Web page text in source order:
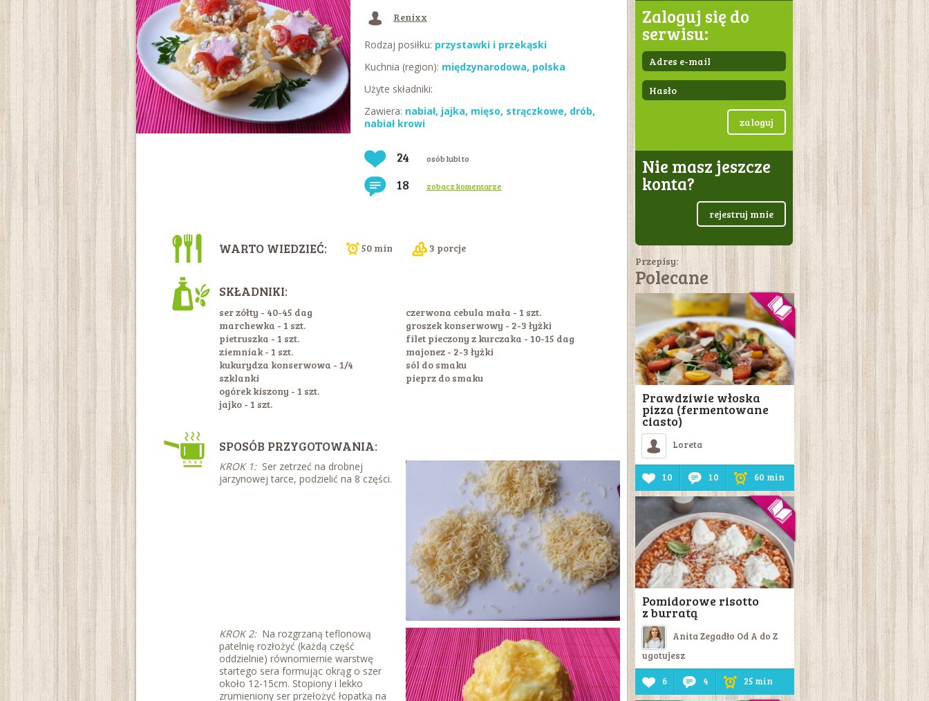
Renixx
Rodzaj posiłku: przystawki i przekąski
Kuchnia (region): międzynarodowa, polska
Użyte składniki:
Zawiera: nabiał, jajka, mięso, strączkowe, drób,
nabiał krowi
24 osób lubi to
18 zobacz komentarze
WARTO WIEDZIEĆ: 50 min 3 porcje
SKŁADNIKI:
ser zółty - 40-45 dag
marchewka - 1 szt.
pietruszka - 1 szt.
ziemniak - 1 szt.
kukurydza konserwowa - 1/4
szklanki
ogórek kiszony - 1 szt.
jajko - 1 szt.
czerwona cebula mała - 1 szt.
groszek konserwowy - 2-3 łyżki
filet pieczony z kurczaka - 10-15 dag
majonez - 2-3 łyżki
sól do smaku
pieprz do smaku
SPOSÓB PRZYGOTOWANIA:
KROK 1:Ser zetrzeć na drobnej
jarzynowej tarce, podzielić na 8 części.
KROK 2:Na rozgrzaną teflonową
patelnię rozłożyć (każdą część
oddzielnie) równomiernie warstwę
startego sera formując okrąg o szer
około 12-15cm. Stopiony i lekko
zrumieniony ser przełożyć łopatką na
Zaloguj się do
serwisu:
zaloguj
Nie masz jeszcze
konta?
rejestruj mnie
Przepisy:
Polecane
Prawdziwie włoska
pizza (fermentowane
ciasto)
Loreta
10 10 60 min
Pomidorowe risotto
z burratą
Anita Zegadło Od A do Z
ugotujesz
6 4 25 min